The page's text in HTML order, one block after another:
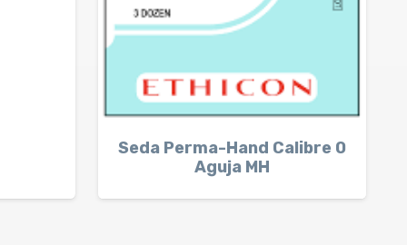
Seda Perma-Hand Calibre 0
Aguja MH